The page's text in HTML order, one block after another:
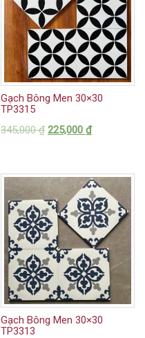
Gạch Bông Men 30×30
TP3315
345,000₫ 225,000 ₫
Gạch Bông Men 30×30
TP3313